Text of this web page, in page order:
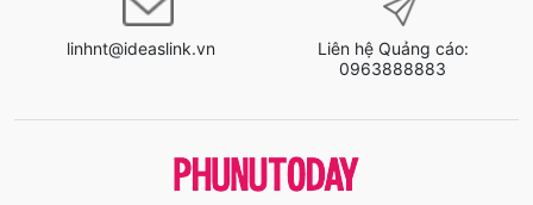
linhnt@ideaslink.vn
Liên hệ Quảng cáo:
0963888883